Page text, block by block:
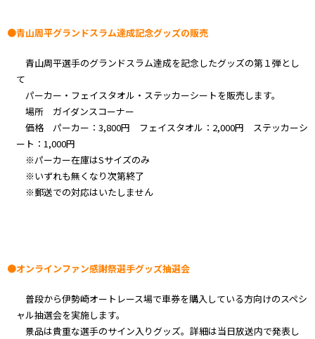
●青山周平グランドスラム達成記念グッズの販売
青山周平選手のグランドスラム達成を記念したグッズの第１弾とし
て
パーカー・フェイスタオル・ステッカーシートを販売します。
場所 ガイダンスコーナー
価格 パーカー：3,800円 フェイスタオル：2,000円 ステッカーシ
ート：1,000円
※パーカー在庫はSサイズのみ
※いずれも無くなり次第終了
※郵送での対応はいたしません
●オンラインファン感謝祭選手グッズ抽選会
普段から伊勢崎オートレース場で車券を購入している方向けのスペシ
ャル抽選会を実施します。
景品は貴重な選手のサイン入りグッズ。詳細は当日放送内で発表し